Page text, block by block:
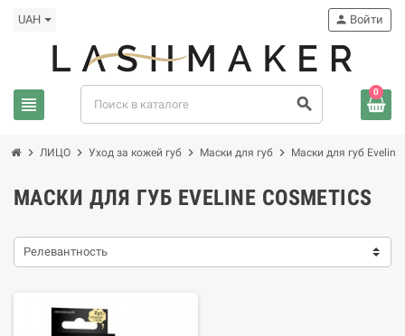
UAH
view_headline search
person Войти
0
chevron_right ЛИЦО chevron_right Уход за кожей губ chevron_right Маски для губ chevron_right Маски для губ
МАСКИ ДЛЯ ГУБ EVELINE COSMETICS
Релевантность